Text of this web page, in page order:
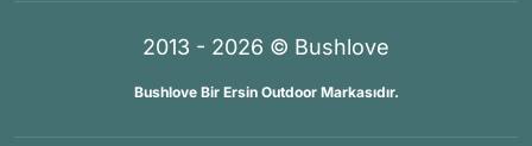
2013 - 2026 © Bushlove
Bushlove Bir Ersin Outdoor Markasıdır.